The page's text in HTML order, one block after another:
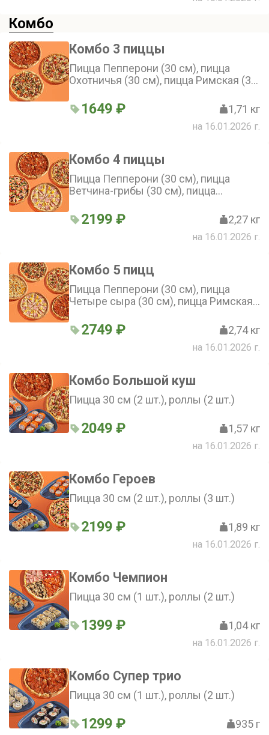
Комбо
Комбо 3 пиццы
Пицца Пепперони (30 см), пицца
Охотничья (30 см), пицца Римская (30
1649 ₽ 1,71 кг
на 16.01.2026 г.
Комбо 4 пиццы
Пицца Пепперони (30 см), пицца
Ветчина-грибы (30 см), пицца
см)2199 ₽ 2,27 кг
на 16.01.2026 г.
Комбо 5 пицц
Пицца Пепперони (30 см), пицца
Четыре сыра (30 см), пицца Римская
пицца Охотничья (30 см)
2749 ₽ 2,74 кг
на 16.01.2026 г.
Комбо Большой куш
Пицца 30 см (2 шт.), роллы (2 шт.)
2049 ₽ 1,57 кг
на 16.01.2026 г.
Комбо Героев
Пицца 30 см (2 шт.), роллы (3 шт.)
2199 ₽ 1,89 кг
на 16.01.2026 г.
Комбо Чемпион
Пицца 30 см (1 шт.), роллы (2 шт.)
1399 ₽ 1,04 кг
на 16.01.2026 г.
Комбо Супер трио
Пицца 30 см (1 шт.), роллы (2 шт.)
1299 ₽ 935 г